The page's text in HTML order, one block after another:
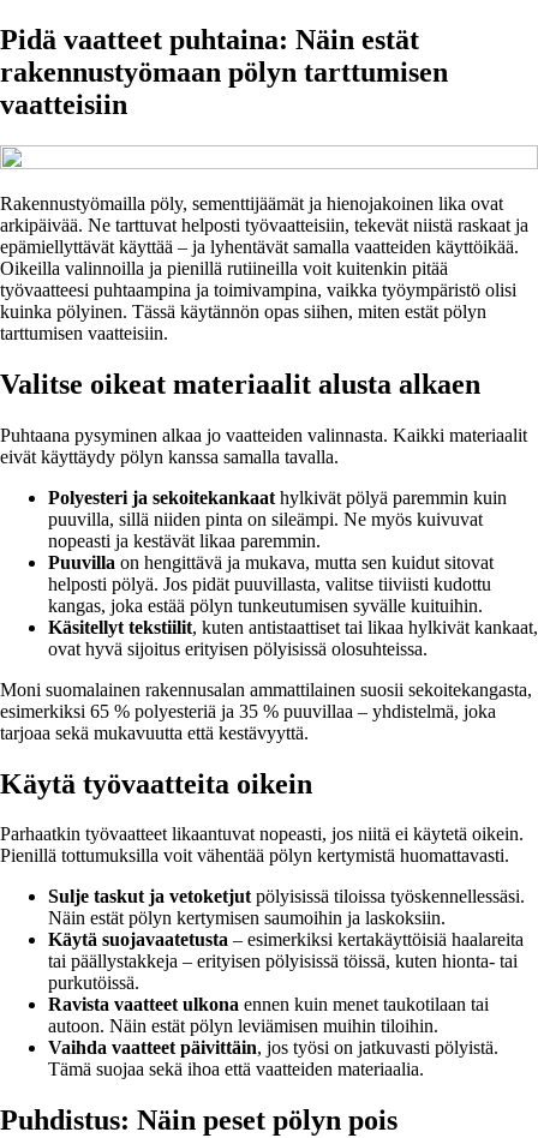
Pidä vaatteet puhtaina: Näin estät
rakennustyömaan pölyn tarttumisen
vaatteisiin
Rakennustyömailla pöly, sementtijäämät ja hienojakoinen lika ovat
arkipäivää. Ne tarttuvat helposti työvaatteisiin, tekevät niistä raskaat ja
epämiellyttävät käyttää – ja lyhentävät samalla vaatteiden käyttöikää.
Oikeilla valinnoilla ja pienillä rutiineilla voit kuitenkin pitää
työvaatteesi puhtaampina ja toimivampina, vaikka työympäristö olisi
kuinka pölyinen. Tässä käytännön opas siihen, miten estät pölyn
tarttumisen vaatteisiin.
Valitse oikeat materiaalit alusta alkaen
Puhtaana pysyminen alkaa jo vaatteiden valinnasta. Kaikki materiaalit
eivät käyttäydy pölyn kanssa samalla tavalla.
Polyesteri ja sekoitekankaat hylkivät pölyä paremmin kuin
puuvilla, sillä niiden pinta on sileämpi. Ne myös kuivuvat
nopeasti ja kestävät likaa paremmin.
Puuvilla on hengittävä ja mukava, mutta sen kuidut sitovat
helposti pölyä. Jos pidät puuvillasta, valitse tiiviisti kudottu
kangas, joka estää pölyn tunkeutumisen syvälle kuituihin.
Käsitellyt tekstiilit, kuten antistaattiset tai likaa hylkivät kankaat,
ovat hyvä sijoitus erityisen pölyisissä olosuhteissa.
Moni suomalainen rakennusalan ammattilainen suosii sekoitekangasta,
esimerkiksi 65 % polyesteriä ja 35 % puuvillaa – yhdistelmä, joka
tarjoaa sekä mukavuutta että kestävyyttä.
Käytä työvaatteita oikein
Parhaatkin työvaatteet likaantuvat nopeasti, jos niitä ei käytetä oikein.
Pienillä tottumuksilla voit vähentää pölyn kertymistä huomattavasti.
Sulje taskut ja vetoketjutpölyisissä tiloissa työskennellessäsi.
Näin estät pölyn kertymisen saumoihin ja laskoksiin.
Käytä suojavaatetusta – esimerkiksi kertakäyttöisiä haalareita
tai päällystakkeja – erityisen pölyisissä töissä, kuten hionta- tai
purkutöissä.
Ravista vaatteet ulkona ennen kuin menet taukotilaan tai
autoon. Näin estät pölyn leviämisen muihin tiloihin.
Vaihda vaatteet päivittäin, jos työsi on jatkuvasti pölyistä.
Tämä suojaa sekä ihoa että vaatteiden materiaalia.
Puhdistus: Näin peset pölyn pois